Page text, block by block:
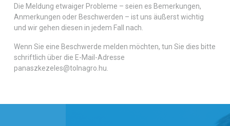
Die Meldung etwaiger Probleme – seien es Bemerkungen,
Anmerkungen oder Beschwerden – ist uns äußerst wichtig
und wir gehen diesen in jedem Fall nach.
Wenn Sie eine Beschwerde melden möchten, tun Sie dies bitte
schriftlich über die E-Mail-Adresse
panaszkezeles@tolnagro.hu.